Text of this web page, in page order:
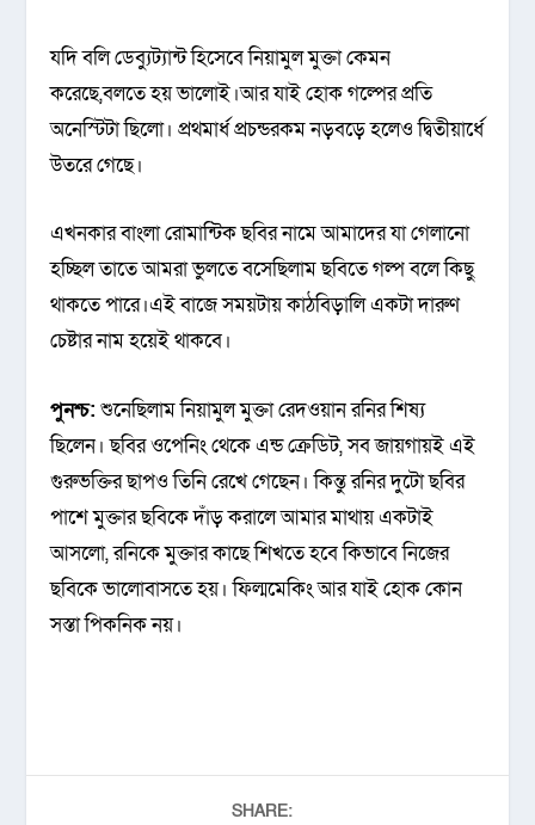
যদি বলি ডেব্যুট্যান্ট হিসেবে নিয়ামুল মুক্তা কেমন
করেছে,বলতে হয় ভালোই।আর যাই হোক গল্পের প্রতি
অনেস্টিটা ছিলো। প্রথমার্ধ প্রচন্ডরকম নড়বড়ে হলেও দ্বিতীয়ার্ধে
উতরে গেছে।
এখনকার বাংলা রোমান্টিক ছবির নামে আমাদের যা গেলানো
হচ্ছিল তাতে আমরা ভুলতে বসেছিলাম ছবিতে গল্প বলে কিছু
থাকতে পারে।এই বাজে সময়টায় কাঠবিড়ালি একটা দারুণ
চেষ্টার নাম হয়েই থাকবে।
পুনশ্চ: শুনেছিলাম নিয়ামুল মুক্তা রেদওয়ান রনির শিষ্য
ছিলেন। ছবির ওপেনিং থেকে এন্ড ক্রেডিট, সব জায়গায়ই এই
গুরুভক্তির ছাপও তিনি রেখে গেছেন। কিন্তু রনির দুটো ছবির
পাশে মুক্তার ছবিকে দাঁড় করালে আমার মাথায় একটাই
আসলো, রনিকে মুক্তার কাছে শিখতে হবে কিভাবে নিজের
ছবিকে ভালোবাসতে হয়। ফিল্মমেকিং আর যাই হোক কোন
সস্তা পিকনিক নয়।
SHARE: